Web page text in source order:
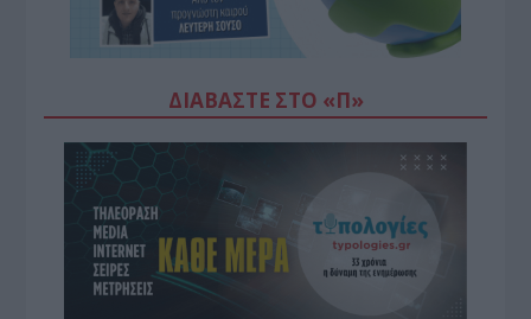
ΔΙΑΒΆΣΤΕ ΣΤΟ «Π»